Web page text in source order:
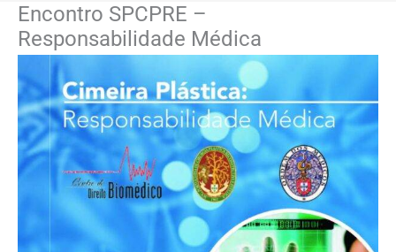
Encontro SPCPRE –
Responsabilidade Médica